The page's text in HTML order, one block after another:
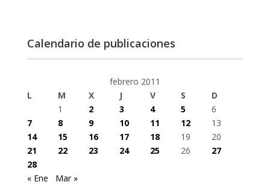
Calendario de publicaciones
febrero 2011
L
M X J V S
D
1
2 3 4 5
6
7
8 9 10 11 12
13
14
15 16 17 18 19
20
21
22 23 24 25 26
27
28
« Ene
Mar »